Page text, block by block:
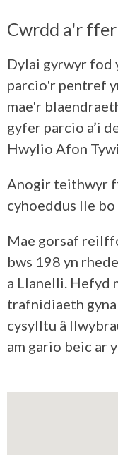
Cwrdd a'r
Dylai gyrwyr fod
parcio'r pentref
mae'r
gyfer parcio a’i
Hwylio Afon
Anogir teithwyr
cyhoeddus lle bo
Mae gorsaf
bws 198 yn
a Llanelli. Hefyd
trafnidiaeth
cysylltu â
am gario beic ar